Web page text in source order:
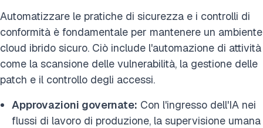
Automatizzare le pratiche di sicurezza e i controlli di
conformità è fondamentale per mantenere un ambiente
cloud ibrido sicuro. Ciò include l'automazione di attività
come la scansione delle vulnerabilità, la gestione delle
patch e il controllo degli accessi.
Approvazioni governate: Con l'ingresso dell'IA nei
flussi di lavoro di produzione, la supervisione umana